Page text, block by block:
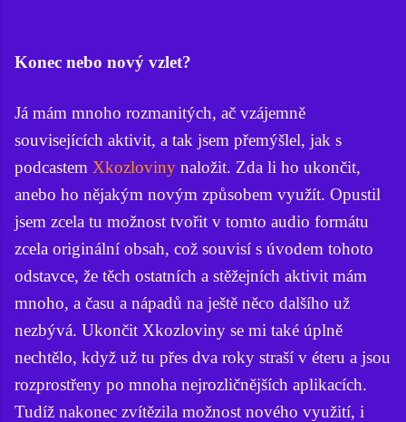
Konec nebo nový vzlet?
Já mám mnoho rozmanitých, ač vzájemně
souvisejících aktivit, a tak jsem přemýšlel, jak s
podcastem Xkozloviny naložit. Zda li ho ukončit,
anebo ho nějakým novým způsobem využít. Opustil
jsem zcela tu možnost tvořit v tomto audio formátu
zcela originální obsah, což souvisí s úvodem tohoto
odstavce, že těch ostatních a stěžejních aktivit mám
mnoho, a času a nápadů na ještě něco dalšího už
nezbývá. Ukončit Xkozloviny se mi také úplně
nechtělo, když už tu přes dva roky straší v éteru a jsou
rozprostřeny po mnoha nejrozličnějších aplikacích.
Tudíž nakonec zvítězila možnost nového využití, i